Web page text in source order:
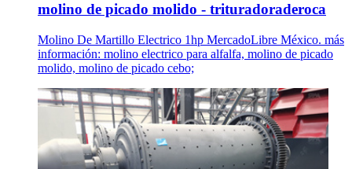
molino de picado molido - trituradoraderoca
Molino De Martillo Electrico 1hp MercadoLibre México. más
información: molino electrico para alfalfa, molino de picado
molido, molino de picado cebo;